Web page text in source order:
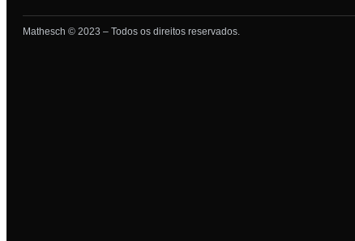
Mathesch © 2023 – Todos os direitos reservados.